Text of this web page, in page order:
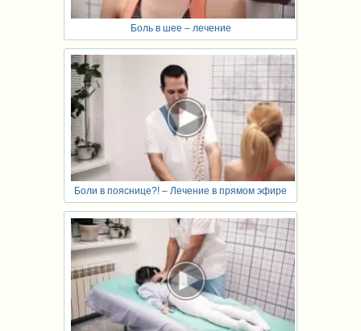
Боль в шее – лечение
Боли в пояснице?! – Лечение в прямом эфире